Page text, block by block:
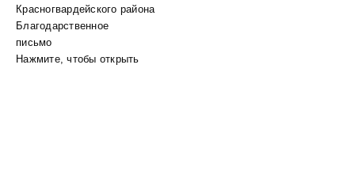
Красногвардейского района
Благодарственное
письмо
Нажмите, чтобы открыть